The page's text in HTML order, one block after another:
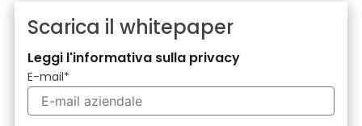
Scarica il whitepaper
Leggi l'informativa sulla privacy
E-mail*